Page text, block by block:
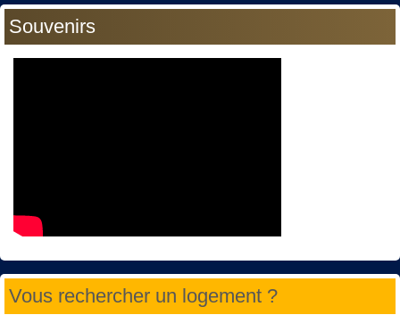
Souvenirs
Vous rechercher un logement ?